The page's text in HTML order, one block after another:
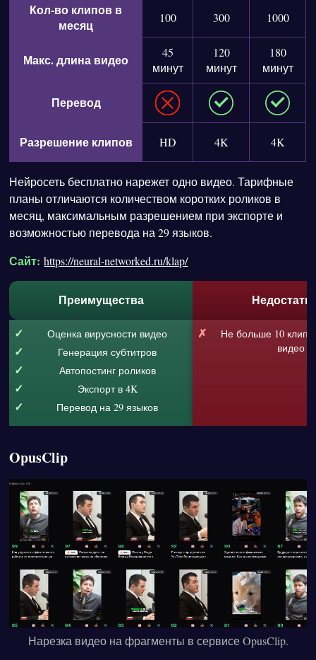
Кол-во клипов в
месяц
100 300 1000
Макс. длина видео
45
минут
120
минут
180
минут
Перевод
Разрешение клипов HD 4K 4K
Нейросеть бесплатно нарежет одно видео. Тарифные
планы отличаются количеством коротких роликов в
месяц, максимальным разрешением при экспорте и
возможностью перевода на 29 языков.
Сайт: https://neural-networked.ru/klap/
Преимущества
Оценка вирусности видео
Генерация субтитров
Автопостинг роликов
Экспорт в 4K
Перевод на 29 языков
Не больше 10
видео
OpusClip
Нарезка видео на фрагменты в сервисе OpusClip.